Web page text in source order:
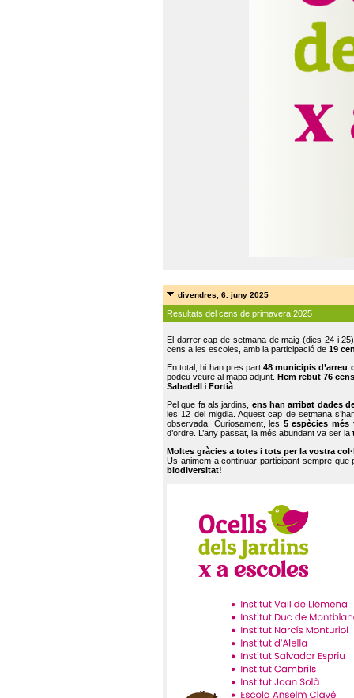
divendres, 6. juny 2025
Resultats del cens de primavera 2025
El darrer cap de setmana de maig (dies 24 i
cens a les escoles, amb la participació de 19
En total, hi han pres part48 municipis d’arreu
podeu veure al mapa adjunt. Hem rebut 76
Sabadell
i Fortià.
Pel que fa als jardins, ens han arribat dades
les 12 del migdia. Aquest cap de setmana
observada. Curiosament, les 5 espècies més
d’ordre. L’any passat, la més abundant va ser la
Moltes gràcies a totes i tots per la vostra
Us animem a continuar participant sempre que
biodiversitat!